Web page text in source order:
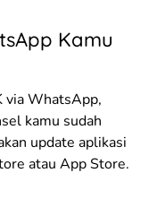
Kamu
via WhatsApp,
kamu sudah
update aplikasi
atau App Store.